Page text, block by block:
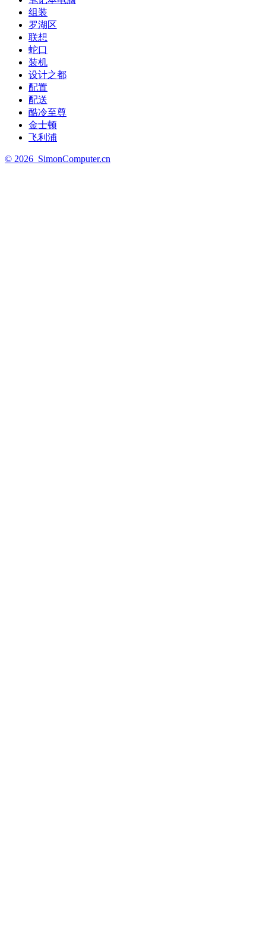
组装
罗湖区
联想
蛇口
装机
设计之都
配置
配送
酷冷至尊
金士顿
飞利浦
© 2026 SimonComputer.cn